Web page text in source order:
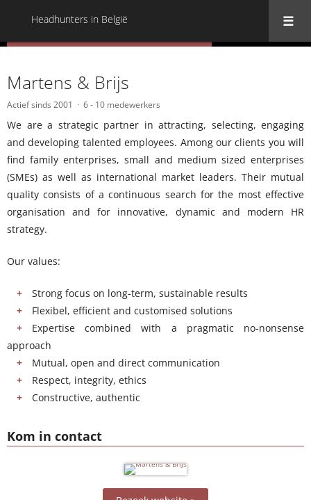
Headhunters in België
Kom in contact
Martens & Brijs
Actief sinds 2001 6 - 10 medewerkers
We are a strategic partner in attracting, selecting, engaging
and developing talented employees. Among our clients you will
find family enterprises, small and medium sized enterprises
(SMEs) as well as international market leaders. Their mutual
quality consists of a continuous search for the most effective
organisation and for innovative, dynamic and modern HR
strategy.
Our values:
Strong focus on long-term, sustainable results
Flexibel, efficient and customised solutions
Expertise combined with a pragmatic no-nonsense
approach
Mutual, open and direct communication
Respect, integrity, ethics
Constructive, authentic